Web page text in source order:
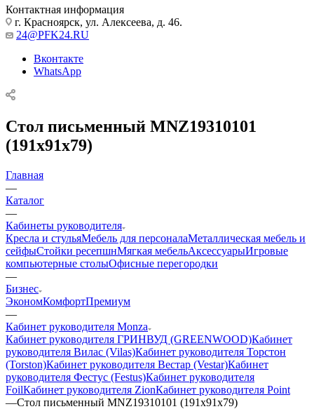
Контактная информация
г. Красноярск, ул. Алексеева, д. 46.
24@PFK24.RU
Вконтакте
WhatsApp
Стол письменный MNZ19310101
(191x91x79)
Главная
—
Каталог
—
Кабинеты руководителя
Кресла и стульяМебель для персоналаМеталлическая мебель и
сейфыСтойки ресепшнМягкая мебельАксессуарыИгровые
компьютерные столыОфисные перегородки
—
Бизнес
ЭкономКомфортПремиум
—
Кабинет руководителя Monza
Кабинет руководителя ГРИНВУД (GREENWOOD)Кабинет
руководителя Вилас (Vilas)Кабинет руководителя Торстон
(Torston)Кабинет руководителя Вестар (Vestar)Кабинет
руководителя Фестус (Festus)Кабинет руководителя
FoilКабинет руководителя ZionКабинет руководителя Point
—Стол письменный MNZ19310101 (191x91x79)